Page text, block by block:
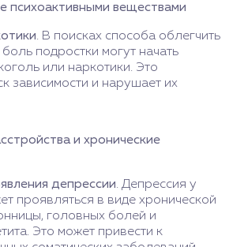
психоактивными веществами
. В поисках способа облегчить
подростки могут начать
или наркотики. Это
зависимости и нарушает их
и хронические
депрессии. Депрессия у
проявляться в виде хронической
головных болей и
Это может привести к